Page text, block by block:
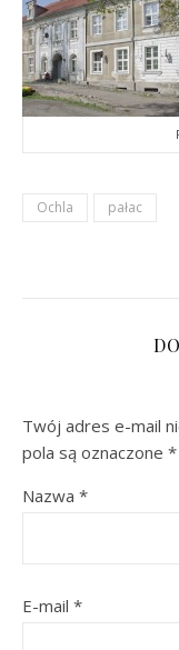
Ochla pałac
Twój adres e-mail
pola są oznaczone *
Nazwa *
E-mail *